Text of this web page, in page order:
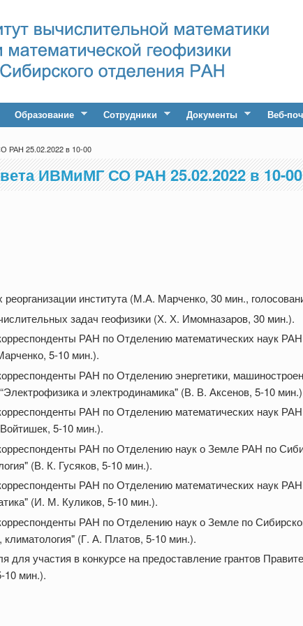
Образование Сотрудники Документы Веб-
РАН 25.02.2022 в 10-00
ИВМиМГ СО РАН 25.02.2022 в 10-00
института (М.А. Марченко, 30 мин.,
задач геофизики (Х. Х. Имомназаров, 30 мин.).
РАН по Отделению математических наук
5-10 мин.).
РАН по Отделению энергетики,
и электродинамика" (В. В. Аксенов, 5-10
РАН по Отделению математических наук
5-10 мин.).
РАН по Отделению наук о Земле РАН по
(В. К. Гусяков, 5-10 мин.).
РАН по Отделению математических наук
(И. М. Куликов, 5-10 мин.).
РАН по Отделению наук о Земле по
(Г. А. Платов, 5-10 мин.).
для участия в конкурсе на предоставление грантов
мин.).